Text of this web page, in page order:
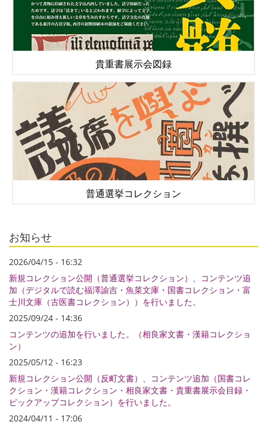
貴重書展示会図録
普通選挙コレクション
お知らせ
2026/04/15 - 16:32
新規コレクション公開（普通選挙コレクション）、コンテンツ追
加（デジタルで読む福澤諭吉・魚菜文庫・国書コレクション・富
士川文庫（古医書コレクション））を行いました。
2025/09/24 - 14:36
コンテンツの追加を行いました。（相良家文書・漢籍コレクショ
ン）
2025/05/12 - 16:23
新規コレクション公開（反町文書）、コンテンツ追加（国書コレ
クション・漢籍コレクション・相良家文書・貴重書展示会目録・
ピックアップコレクション）を行いました。
2024/04/11 - 17:06